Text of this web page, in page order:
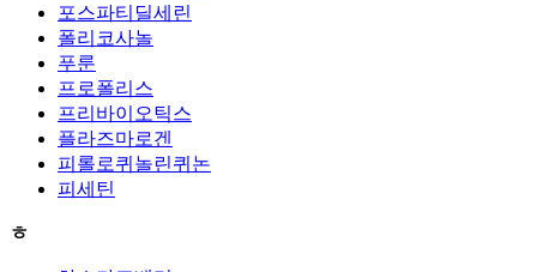
포스파티딜세린
폴리코사놀
푸룬
프로폴리스
프리바이오틱스
플라즈마로겐
피롤로퀴놀린퀴논
피세틴
ㅎ